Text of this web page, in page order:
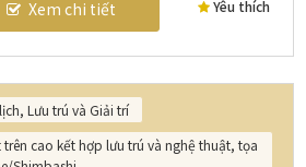
Yêu thích
Xem chi tiết
Lưu trú và Giải trí
trên cao kết hợp lưu trú và nghệ thuật, tọa